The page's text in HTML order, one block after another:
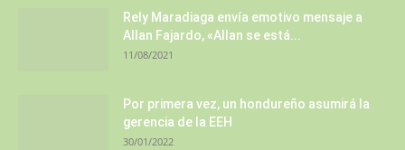
Rely Maradiaga envía emotivo mensaje a
Allan Fajardo, «Allan se está...
11/08/2021
Por primera vez, un hondureño asumirá la
gerencia de la EEH
30/01/2022